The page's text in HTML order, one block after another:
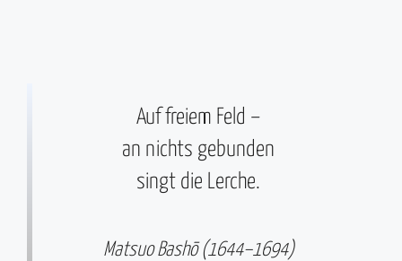
Auf freiem Feld –
an nichts gebunden
singt die Lerche.
Matsuo Bashō (1644–1694)